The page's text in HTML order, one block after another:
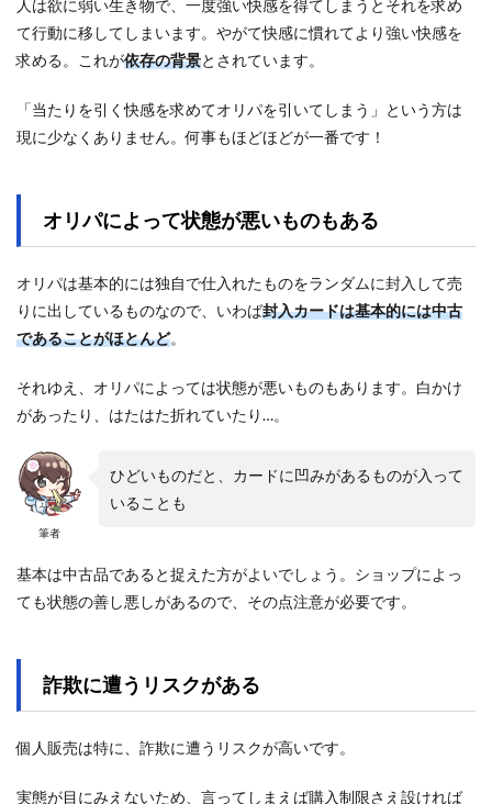
人は欲に弱い生き物で、一度強い快感を得てしまうとそれを求め
て行動に移してしまいます。やがて快感に慣れてより強い快感を
求める。これが依存の背景とされています。
「当たりを引く快感を求めてオリパを引いてしまう」という方は
現に少なくありません。何事もほどほどが一番です！
オリパによって状態が悪いものもある
オリパは基本的には独自で仕入れたものをランダムに封入して売
りに出しているものなので、いわば封入カードは基本的には中古
であることがほとんど。
それゆえ、オリパによっては状態が悪いものもあります。白かけ
があったり、はたはた折れていたり…。
筆者
ひどいものだと、カードに凹みがあるものが入って
いることも
基本は中古品であると捉えた方がよいでしょう。ショップによっ
ても状態の善し悪しがあるので、その点注意が必要です。
詐欺に遭うリスクがある
個人販売は特に、詐欺に遭うリスクが高いです。
実態が目にみえないため、言ってしまえば購入制限さえ設ければ